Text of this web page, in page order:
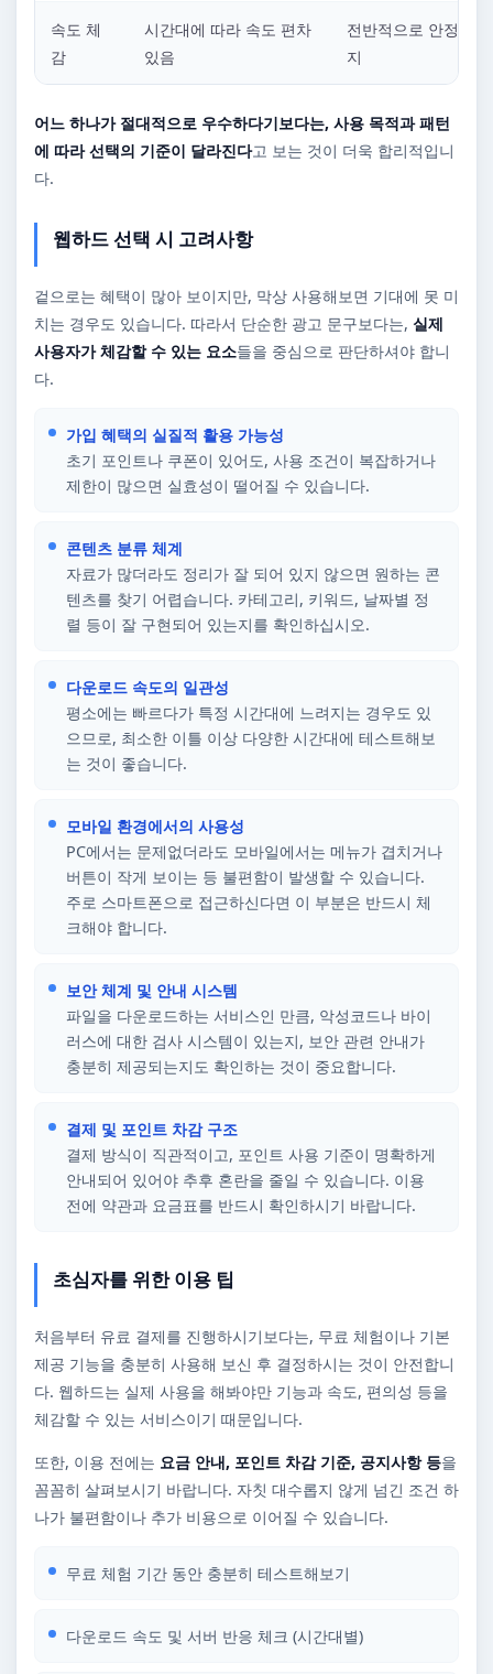
속도 체
감
시간대에 따라 속도 편차
있음
전반적으로 안정적
지
어느 하나가 절대적으로 우수하다기보다는, 사용 목적과 패턴
에 따라 선택의 기준이 달라진다고 보는 것이 더욱 합리적입니
다.
웹하드 선택 시 고려사항
겉으로는 혜택이 많아 보이지만, 막상 사용해보면 기대에 못 미
치는 경우도 있습니다. 따라서 단순한 광고 문구보다는, 실제
사용자가 체감할 수 있는 요소들을 중심으로 판단하셔야 합니
다.
가입 혜택의 실질적 활용 가능성
초기 포인트나 쿠폰이 있어도, 사용 조건이 복잡하거나
제한이 많으면 실효성이 떨어질 수 있습니다.
콘텐츠 분류 체계
자료가 많더라도 정리가 잘 되어 있지 않으면 원하는 콘
텐츠를 찾기 어렵습니다. 카테고리, 키워드, 날짜별 정
렬 등이 잘 구현되어 있는지를 확인하십시오.
다운로드 속도의 일관성
평소에는 빠르다가 특정 시간대에 느려지는 경우도 있
으므로, 최소한 이틀 이상 다양한 시간대에 테스트해보
는 것이 좋습니다.
모바일 환경에서의 사용성
PC에서는 문제없더라도 모바일에서는 메뉴가 겹치거나
버튼이 작게 보이는 등 불편함이 발생할 수 있습니다.
주로 스마트폰으로 접근하신다면 이 부분은 반드시 체
크해야 합니다.
보안 체계 및 안내 시스템
파일을 다운로드하는 서비스인 만큼, 악성코드나 바이
러스에 대한 검사 시스템이 있는지, 보안 관련 안내가
충분히 제공되는지도 확인하는 것이 중요합니다.
결제 및 포인트 차감 구조
결제 방식이 직관적이고, 포인트 사용 기준이 명확하게
안내되어 있어야 추후 혼란을 줄일 수 있습니다. 이용
전에 약관과 요금표를 반드시 확인하시기 바랍니다.
초심자를 위한 이용 팁
처음부터 유료 결제를 진행하시기보다는, 무료 체험이나 기본
제공 기능을 충분히 사용해 보신 후 결정하시는 것이 안전합니
다. 웹하드는 실제 사용을 해봐야만 기능과 속도, 편의성 등을
체감할 수 있는 서비스이기 때문입니다.
또한, 이용 전에는 요금 안내, 포인트 차감 기준, 공지사항 등을
꼼꼼히 살펴보시기 바랍니다. 자칫 대수롭지 않게 넘긴 조건 하
나가 불편함이나 추가 비용으로 이어질 수 있습니다.
무료 체험 기간 동안 충분히 테스트해보기
다운로드 속도 및 서버 반응 체크 (시간대별)